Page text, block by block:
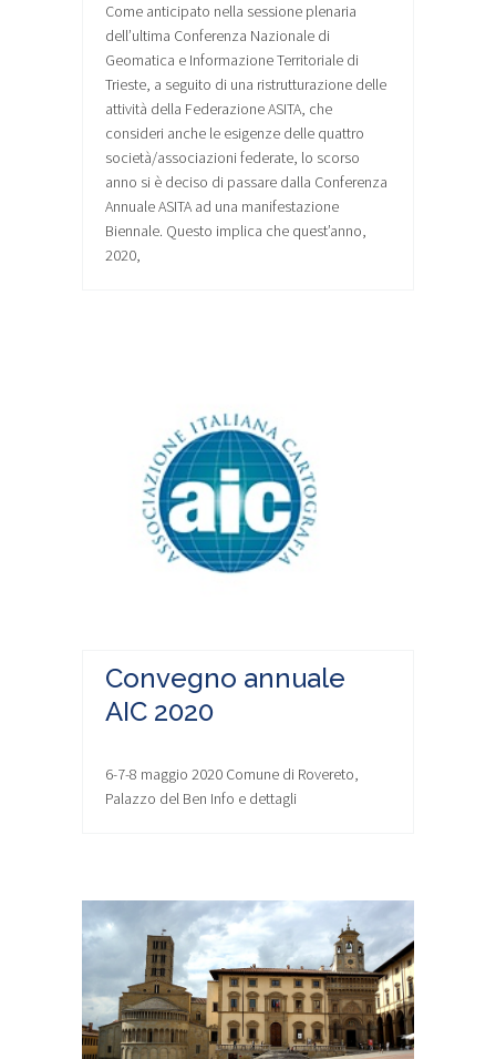
Come anticipato nella sessione plenaria
dell’ultima Conferenza Nazionale di
Geomatica e Informazione Territoriale di
Trieste, a seguito di una ristrutturazione delle
attività della Federazione ASITA, che
consideri anche le esigenze delle quattro
società/associazioni federate, lo scorso
anno si è deciso di passare dalla Conferenza
Annuale ASITA ad una manifestazione
Biennale. Questo implica che quest’anno,
2020,
Convegno annuale
AIC 2020
6-7-8 maggio 2020 Comune di Rovereto,
Palazzo del Ben Info e dettagli